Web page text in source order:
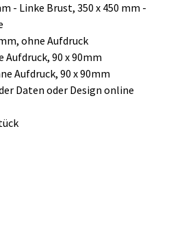
- Linke Brust, 350 x 450 mm -
ohne Aufdruck
Aufdruck, 90 x 90mm
Aufdruck, 90 x 90mm
Daten oder Design online